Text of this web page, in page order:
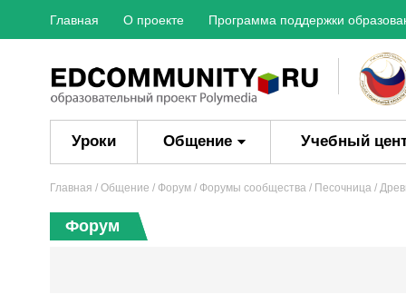
Главная О проекте Программа поддержки
Уроки Общение Учебный
Главная / Общение / Форум / Форумы сообщества / Песочница /
Форум